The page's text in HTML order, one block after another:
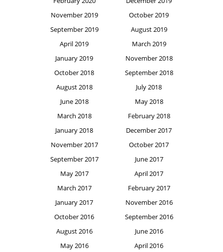
November 2019
October 2019
September 2019
August 2019
April 2019
March 2019
January 2019
November 2018
October 2018
September 2018
August 2018
July 2018
June 2018
May 2018
March 2018
February 2018
January 2018
December 2017
November 2017
October 2017
September 2017
June 2017
May 2017
April 2017
March 2017
February 2017
January 2017
November 2016
October 2016
September 2016
August 2016
June 2016
May 2016
April 2016